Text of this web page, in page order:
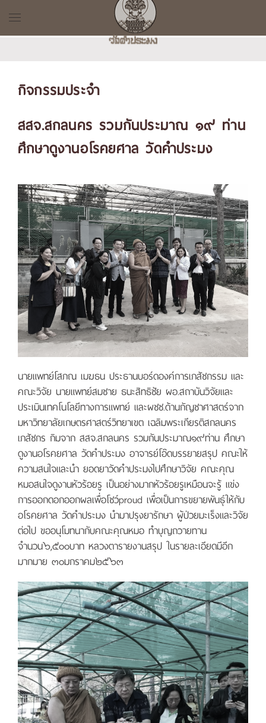
กิจกรรมประจำ
สสจ.สกลนคร รวมกันประมาณ ๑๙ ท่าน
ศึกษาดูงานอโรคยศาล วัดคำประมง
นายแพทย์โสภณ เมฆธน ประธานบอร์ดองค์การเภสัชกรรม และ
คณะวิจัย นายแพทย์สมชาย ธนะสิทธิชัย ผอ.สถาบันวิจัยและ
ประเมินเทคโนโลยีทางการแพทย์ และผชช.ด้านกัญชาศาสตร์จาก
มหาวิทยาลัยเกษตรศาสตร์วิทยาเขต เฉลิมพระเกียรติสกลนคร
เภสัชกร กิมจาก สสจ.สกลนคร รวมกันประมาณ๑๙ท่าน ศึกษา
ดูงานอโรคยศาล วัดคำประมง อาจารย์โอ๊ดบรรยายสรุป คณะให้
ความสนใจและนำ ยอดยาวัดคำประมงไปศึกษาวิจัย คณะคุณ
หมอสนใจดูงานหัวร้อยรู เป็นอย่างมากหัวร้อยรูเหมือนจะรู้ แข่ง
การออกดอกออกผลเพื่อโชว์proud เพื่อเป็นการขยายพันธุ์ให้กับ
อโรคยศาล วัดคำประมง นำมาปรุงยารักษา ผู้ป่วยมะเร็งและวิจัย
ต่อไป ขออนุโมทนากับคณะคุณหมอ ทำบุญถวายทาน
จำนวน๖,๕๐๐บาท หลวงตารายงานสรุป ในรายละเอียดมีอีก
มากมาย ๓๐มกราคม๒๕๖๓